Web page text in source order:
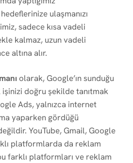
ulaşmanızı
sadece kısa vadeli
kalmaz, uzun vadeli
altına alır.
olarak, Google’ın sunduğu
doğru şekilde tanıtmak
Ads, yalnızca internet
yaparken gördüğü
YouTube, Gmail, Google
platformlarda da reklam
farklı platformları ve reklam